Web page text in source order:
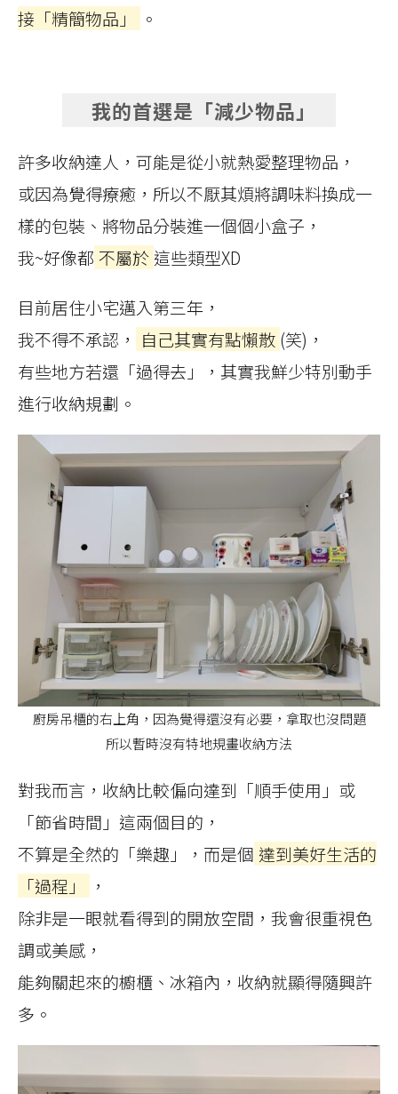
接「精簡物品」
。
我的首選是「減少物品」
許多收納達人，可能是從小就熱愛整理物品，
或因為覺得療癒，所以不厭其煩將調味料換成一
樣的包裝、將物品分裝進一個個小盒子，
我~好像都 不屬於 這些類型XD
目前居住小宅邁入第三年，
我不得不承認， 自己其實有點懶散 (笑)，
有些地方若還「過得去」，其實我鮮少特別動手
進行收納規劃。
廚房吊櫃的右上角，因為覺得還沒有必要，拿取也沒問題
所以暫時沒有特地規畫收納方法
對我而言，收納比較偏向達到「順手使用」或
「節省時間」這兩個目的，
不算是全然的「樂趣」，而是個 達到美好生活的
「過程」
，
除非是一眼就看得到的開放空間，我會很重視色
調或美感，
能夠關起來的櫥櫃、冰箱內，收納就顯得隨興許
多。